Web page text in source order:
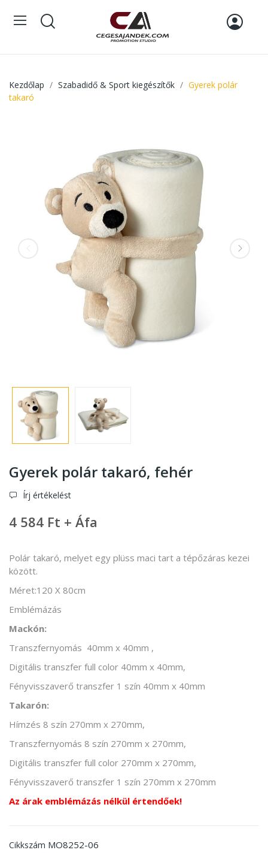
Kezdőlap Szabadidő & Sport kiegészítők
Gyerek polár
takaró
Gyerek polár takaró, fehér
Írj értékelést
4 584 Ft + Áfa
Polár takaró, melyet egy plüss maci tart a tépőzáras kezei
között.
Méret:120 X 80cm
Emblémázás
Mackón:
Transzfernyomás 40mm x 40mm ,
Digitális transzfer full color 40mm x 40mm,
Fényvisszaverő transzfer 1 szín 40mm x 40mm
Takarón:
Hímzés 8 szín 270mm x 270mm,
Transzfernyomás 8 szín 270mm x 270mm,
Digitális transzfer full color 270mm x 270mm,
Fényvisszaverő transzfer 1 szín 270mm x 270mm
Az árak emblémázás nélkül értendőek!
Cikkszám MO8252-06